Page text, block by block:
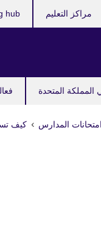
المملكة المتحدة
مراكز التعليم hub
كيف